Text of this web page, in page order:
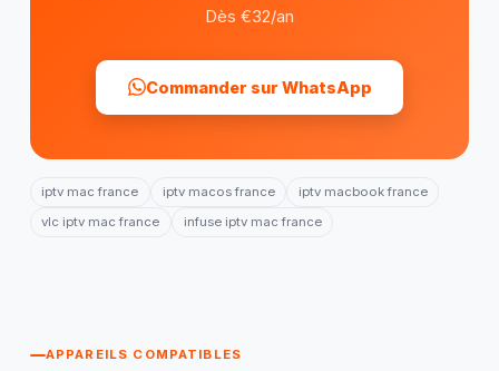
Dès €32/an
Commander sur WhatsApp
iptv mac france iptv macos france
iptv macbook france
vlc iptv mac france
infuse iptv mac france
APPAREILS COMPATIBLES